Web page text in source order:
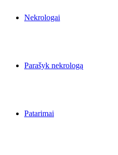
Nekrologai
Parašyk nekrologą
Patarimai